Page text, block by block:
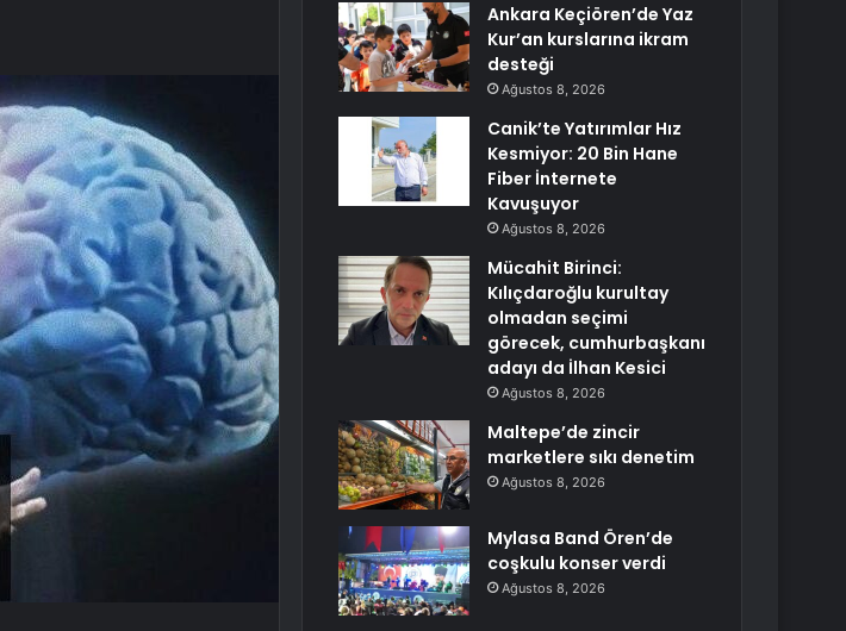
Ankara Keçiören’de Yaz
Kur’an kurslarına ikram
desteği
Ağustos 8, 2026
Canik’te Yatırımlar Hız
Kesmiyor: 20 Bin Hane
Fiber İnternete
Kavuşuyor
Ağustos 8, 2026
Mücahit Birinci:
Kılıçdaroğlu kurultay
olmadan seçimi
görecek, cumhurbaşkanı
adayı da İlhan Kesici
Ağustos 8, 2026
Maltepe’de zincir
marketlere sıkı denetim
Ağustos 8, 2026
Mylasa Band Ören’de
coşkulu konser verdi
Ağustos 8, 2026